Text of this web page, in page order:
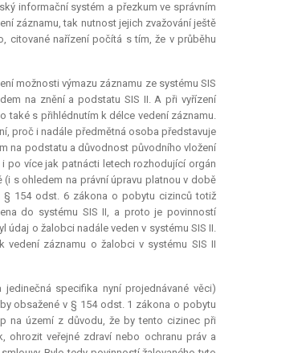
informační systém a přezkum ve správním
záznamu, tak nutnost jejich zvažování ještě
citované nařízení počítá s tím, že v průběhu
možnosti výmazu záznamu ze systému SIS
na znění a podstatu SIS II. A při vyřízení
také s přihlédnutím k délce vedení záznamu.
proč i nadále předmětná osoba představuje
na podstatu a důvodnost původního vložení
po více jak patnácti letech rozhodující orgán
s ohledem na právní úpravu platnou v době
§ 154 odst. 6 zákona o pobytu cizinců totiž
do systému SIS II, a proto je povinností
o žalobci nadále veden v systému SIS II.
vedení záznamu o žalobci v systému SIS II
specifika nyní projednávané věci)
obsažené v § 154 odst. 1 zákona o pobytu
na území z důvodu, že by tento cizinec při
ohrozit veřejné zdraví nebo ochranu práv a